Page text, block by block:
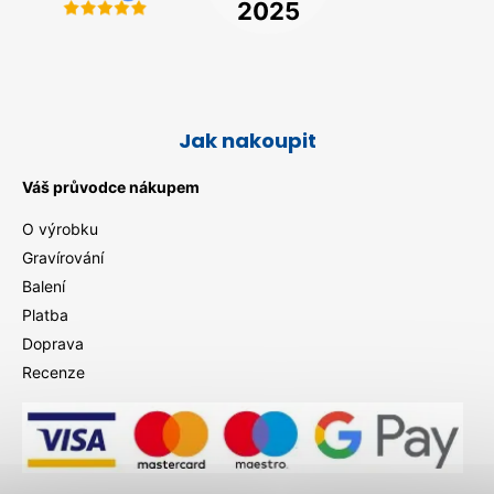
Jak nakoupit
Váš průvodce nákupem
O výrobku
Gravírování
Balení
Platba
Doprava
Recenze